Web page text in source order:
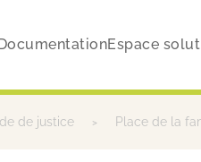
Espace
de justice Place de la